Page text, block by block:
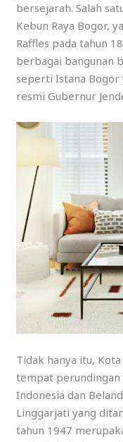
bersejarah. Salah
Kebun Raya Bogor,
Raffles pada tahun
berbagai bangunan
seperti Istana
resmi Gubernur
Tidak hanya itu,
tempat
Indonesia dan
Linggarjati yang
tahun 1947